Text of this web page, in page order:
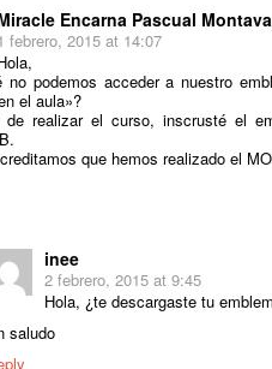
Encarna Pascual Montava
febrero, 2015 at 14:07
no podemos acceder a nuestro
el aula»?
de realizar el curso, inscrusté el
que hemos realizado el
inee
2 febrero, 2015 at 9:45
Hola, ¿te descargaste tu
saludo